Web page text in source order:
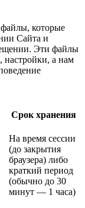
которые
Сайта и
Эти файлы
настройки, а нам
Срок хранения
На время сессии
(до закрытия
браузера) либо
краткий период
(обычно до 30
минут — 1 часа)